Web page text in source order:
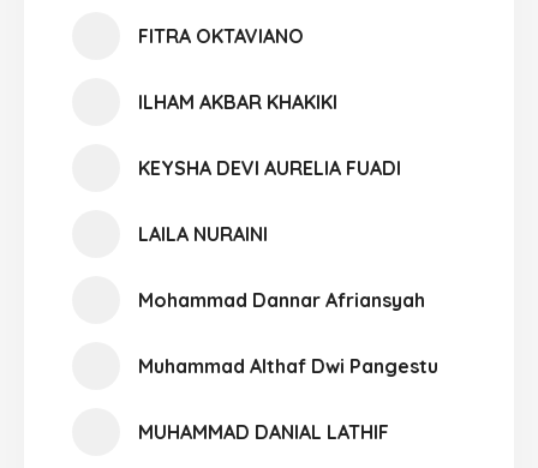
FITRA OKTAVIANO
ILHAM AKBAR KHAKIKI
KEYSHA DEVI AURELIA FUADI
LAILA NURAINI
Mohammad Dannar Afriansyah
Muhammad Althaf Dwi Pangestu
MUHAMMAD DANIAL LATHIF